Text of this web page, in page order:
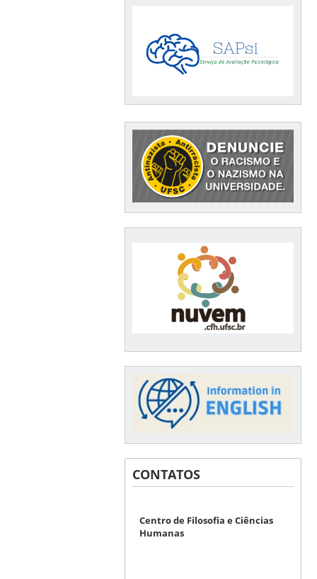
CONTATOS
Centro de Filosofia e Ciências
Humanas